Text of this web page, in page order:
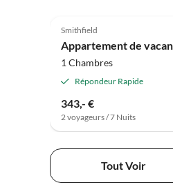
Smithfield
Appartement de
1 Chambres
Répondeur Rapide
343,- €
2 voyageurs / 7 Nuits
Tout Voir